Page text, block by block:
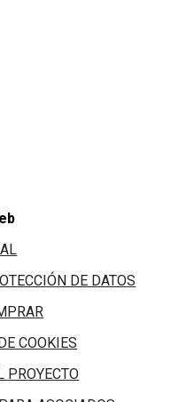
DE DATOS
COOKIES
PROYECTO